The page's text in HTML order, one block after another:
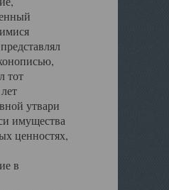
тот
утвари
имущества
ценностях,
в